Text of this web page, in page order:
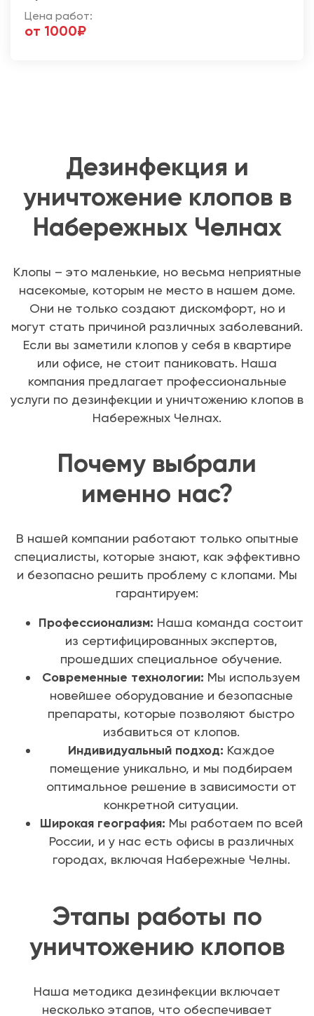
Цена работ:
от 1000₽
Дезинфекция и
уничтожение клопов в
Набережных Челнах
Клопы – это маленькие, но весьма неприятные
насекомые, которым не место в нашем доме.
Они не только создают дискомфорт, но и
могут стать причиной различных заболеваний.
Если вы заметили клопов у себя в квартире
или офисе, не стоит паниковать. Наша
компания предлагает профессиональные
услуги по дезинфекции и уничтожению клопов в
Набережных Челнах.
Почему выбрали
именно нас?
В нашей компании работают только опытные
специалисты, которые знают, как эффективно
и безопасно решить проблему с клопами. Мы
гарантируем:
Профессионализм: Наша команда состоит
из сертифицированных экспертов,
прошедших специальное обучение.
Современные технологии: Мы используем
новейшее оборудование и безопасные
препараты, которые позволяют быстро
избавиться от клопов.
Индивидуальный подход: Каждое
помещение уникально, и мы подбираем
оптимальное решение в зависимости от
конкретной ситуации.
Широкая география: Мы работаем по всей
России, и у нас есть офисы в различных
городах, включая Набережные Челны.
Этапы работы по
уничтожению клопов
Наша методика дезинфекции включает
несколько этапов, что обеспечивает